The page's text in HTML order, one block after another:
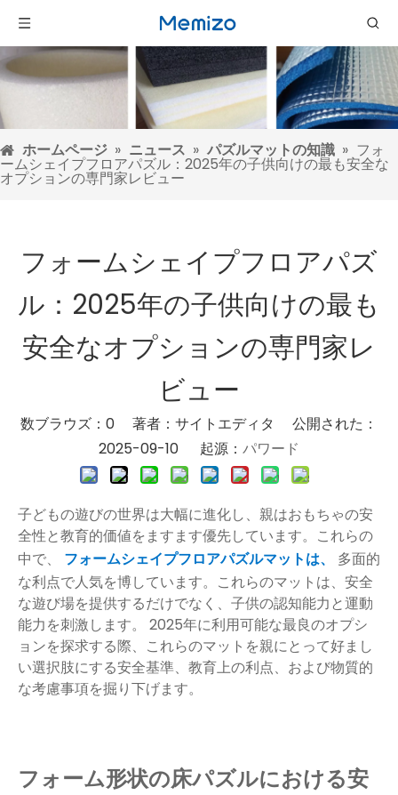
ホームページ » ニュース » パズルマットの知識 » フォ
ームシェイプフロアパズル：2025年の子供向けの最も安全な
オプションの専門家レビュー
フォームシェイプフロアパズ
ル：2025年の子供向けの最も
安全なオプションの専門家レ
ビュー
数ブラウズ： 0 著者：サイトエディタ 公開された：
2025-09-10 起源： パワード
子どもの遊びの世界は大幅に進化し、親はおもちゃの安
全性と教育的価値をますます優先しています。これらの
中で、 フォームシェイプフロアパズルマットは、
多面的
な利点で人気を博しています。これらのマットは、安全
な遊び場を提供するだけでなく、子供の認知能力と運動
能力を刺激します。 2025年に利用可能な最良のオプシ
ョンを探求する際、これらのマットを親にとって好まし
い選択肢にする安全基準、教育上の利点、および物質的
な考慮事項を掘り下げます。
フォーム形状の床パズルにおける安